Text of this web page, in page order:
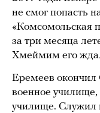
не смог попасть
«Комсомольская
за три месяца
Хмеймим его
Еремеев окончил
военное училище,
училище. Служил